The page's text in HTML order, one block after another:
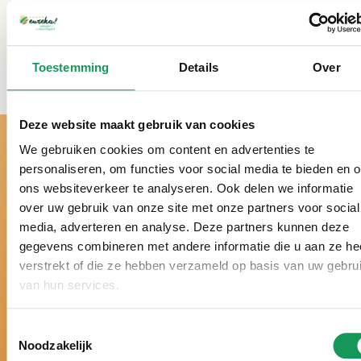
Toestemming Details Over
Deze website maakt gebruik van cookies
We gebruiken cookies om content en advertenties te
personaliseren, om functies voor social media te bieden en
ons websiteverkeer te analyseren. Ook delen we informatie
over uw gebruik van onze site met onze partners voor social
media, adverteren en analyse. Deze partners kunnen deze
gegevens combineren met andere informatie die u aan ze
verstrekt of die ze hebben verzameld op basis van uw
van hun services.
Noodzakelijk
Bei uns ist es
wirklich Urlaub!
Schon über ein halbes Jahrhundert der Ferienpark